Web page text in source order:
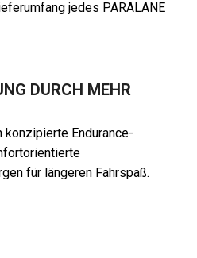
jedes PARALANE
DURCH MEHR
konzipierte Endurance-
für längeren Fahrspaß.